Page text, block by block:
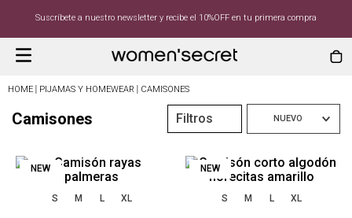
y recibe el 10%OFF en tu primera compra
PIJAMAS Y HOMEWEAR CAMISONES
Camisones Filtros NUEVO
NEW
S M L XL
NEW
S M L XL